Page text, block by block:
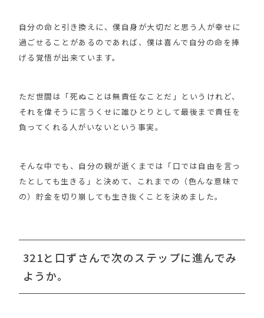
自分の命と引き換えに、僕自身が大切だと思う人が幸せに
過ごせることがあるのであれば、僕は喜んで自分の命を捧
げる覚悟が出来ています。
ただ世間は「死ぬことは無責任なことだ」というけれど、
それを偉そうに言うくせに誰ひとりとして最後まで責任を
負ってくれる人がいないという事実。
そんな中でも、自分の親が逝くまでは「口では自由を言っ
たとしても生きる」と決めて、これまでの（色んな意味で
の）貯金を切り崩しても生き抜くことを決めました。
321と口ずさんで次のステップに進んでみ
ようか。